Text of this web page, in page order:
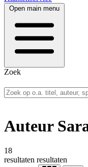
Open main menu
Zoek
Auteur
18
resultaten resultaten